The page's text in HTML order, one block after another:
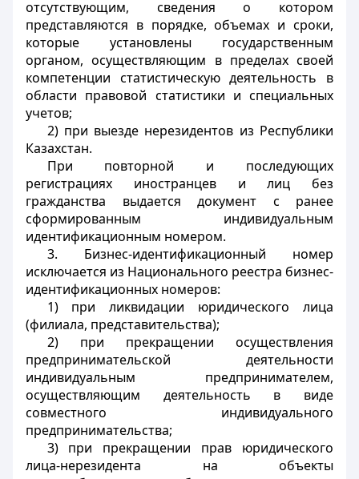
отсутствующим, сведения о котором
представляются в порядке, объемах и сроки,
которые установлены государственным
органом, осуществляющим в пределах своей
компетенции статистическую деятельность в
области правовой статистики и специальных
учетов;
2) при выезде нерезидентов из Республики
Казахстан.
При повторной и последующих
регистрациях иностранцев и лиц без
гражданства выдается документ с ранее
сформированным индивидуальным
идентификационным номером.
3. Бизнес-идентификационный номер
исключается из Национального реестра бизнес-
идентификационных номеров:
1) при ликвидации юридического лица
(филиала, представительства);
2) при прекращении осуществления
предпринимательской деятельности
индивидуальным предпринимателем,
осуществляющим деятельность в виде
совместного индивидуального
предпринимательства;
3) при прекращении прав юридического
лица-нерезидента на объекты